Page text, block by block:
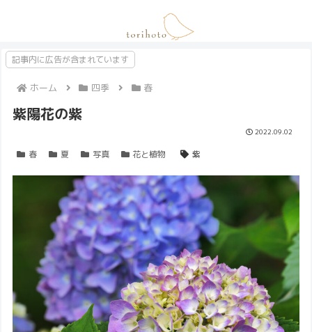
記事内に広告が含まれています
ホーム 四季 春
紫陽花の紫
2022.09.02
春 夏 写真 花と植物 紫